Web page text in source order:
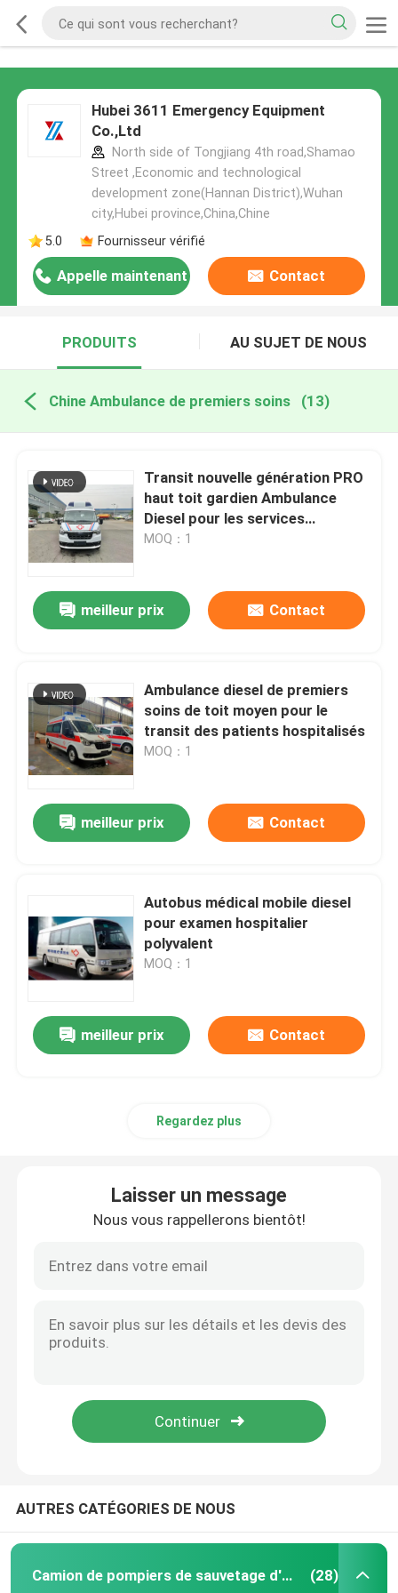
Hubei 3611 Emergency Equipment
Co.,Ltd
North side of Tongjiang 4th road,Shamao
Street ,Economic and technological
development zone(Hannan District),Wuhan
city,Hubei province,China,Chine
5.0
Fournisseur vérifié
Appelle maintenant Contact
PRODUITS AU SUJET DE NOUS
Chine Ambulance de premiers soins (13)
Transit nouvelle génération PRO
haut toit gardien Ambulance
Diesel pour les services
d'ambulance pour les urgences
MOQ：1
meilleur prix Contact
Ambulance diesel de premiers
soins de toit moyen pour le
transit des patients hospitalisés
MOQ：1
meilleur prix Contact
Autobus médical mobile diesel
pour examen hospitalier
polyvalent
MOQ：1
meilleur prix Contact
Regardez plus
Laisser un message
Nous vous rappellerons bientôt!
AUTRES CATÉGORIES DE NOUS
Camion de pompiers de sauvetage d'urgence (28)